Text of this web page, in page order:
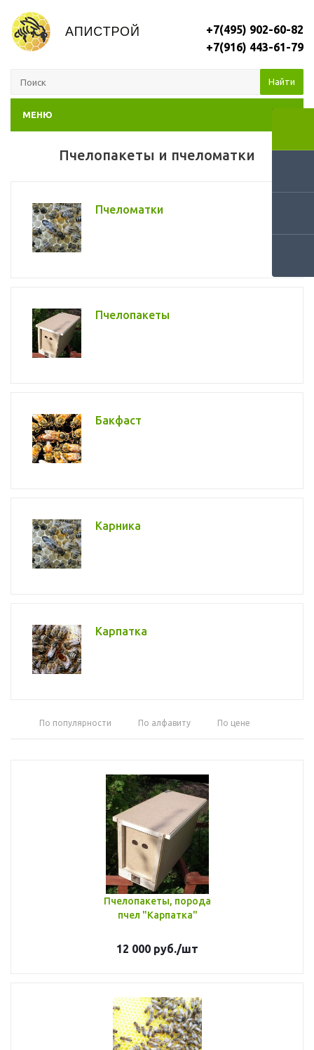
+7(495) 902-60-82
+7(916) 443-61-79
Найти
МЕНЮ
Пчелопакеты и пчеломатки
Пчеломатки
Пчелопакеты
Бакфаст
Карника
Карпатка
По популярности По алфавиту По цене
Пчелопакеты, порода
пчел "Карпатка"
12 000 руб./шт